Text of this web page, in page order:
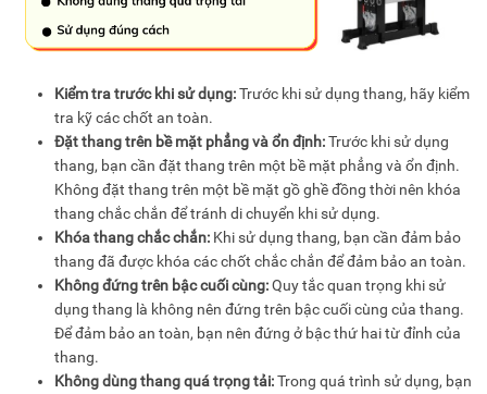
Kiểm tra trước khi sử dụng:Trước khi sử dụng thang, hãy kiểm
tra kỹ các chốt an toàn.
Đặt thang trên bề mặt phẳng và ổn định:Trước khi sử dụng
thang, bạn cần đặt thang trên một bề mặt phẳng và ổn định.
Không đặt thang trên một bề mặt gồ ghề đồng thời nên khóa
thang chắc chắn để tránh di chuyển khi sử dụng.
Khóa thang chắc chắn: Khi sử dụng thang, bạn cần đảm bảo
thang đã được khóa các chốt chắc chắn để đảm bảo an toàn.
Không đứng trên bậc cuối cùng:Quy tắc quan trọng khi sử
dụng thang là không nên đứng trên bậc cuối cùng của thang.
Để đảm bảo an toàn, bạn nên đứng ở bậc thứ hai từ đỉnh của
thang.
Không dùng thang quá trọng tải:Trong quá trình sử dụng, bạn